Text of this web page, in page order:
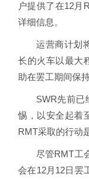
户提供了在12月
详细信息。
运营商计划
长的火车以最大
助在罢工期间保
SWR先前已
惕，以安全起着
RMT采取的行动
尽管RMT工
会在12月12日罢